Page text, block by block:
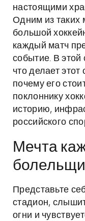
настоящими
Одним из таких
большой
каждый матч
событие. В этой
что делает
почему его
поклоннику
историю,
российского
Мечта
Представьте
стадион,
огни и